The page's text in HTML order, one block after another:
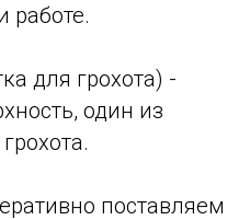
работе.
для грохота) -
один из
поставляем